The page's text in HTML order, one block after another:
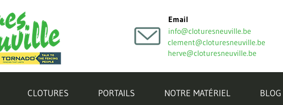
Email
info@cloturesneuville.be
clement@cloturesneuville.be
herve@cloturesneuville.be
CLOTURES PORTAILS NOTRE MATÉRIEL BLOG